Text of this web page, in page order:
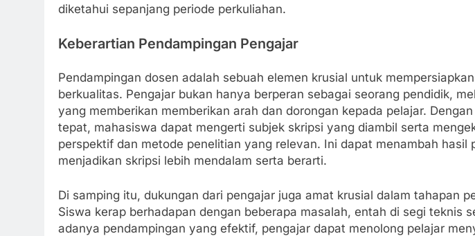
diketahui sepanjang periode perkuliahan.
Keberartian Pendampingan Pengajar
Pendampingan dosen adalah sebuah elemen krusial untuk
berkualitas. Pengajar bukan hanya berperan sebagai seorang pendidik,
yang memberikan memberikan arah dan dorongan kepada pelajar.
tepat, mahasiswa dapat mengerti subjek skripsi yang diambil serta
perspektif dan metode penelitian yang relevan. Ini dapat menambah hasil
menjadikan skripsi lebih mendalam serta berarti.
Di samping itu, dukungan dari pengajar juga amat krusial dalam tahapan
Siswa kerap berhadapan dengan beberapa masalah, entah di segi teknis
adanya pendampingan yang efektif, pengajar dapat menolong pelajar